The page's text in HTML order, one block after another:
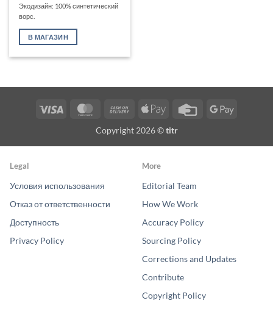
Экодизайн: 100% синтетический
ворс.
В МАГАЗИН
Visa MasterCardCash
Delivery
Apple
Credit
Google
Copyright 2026 ©titr
Legal
Условия использования
Отказ от ответственности
Доступность
Privacy Policy
More
Editorial Team
How We Work
Accuracy Policy
Sourcing Policy
Corrections and Updates
Contribute
Copyright Policy